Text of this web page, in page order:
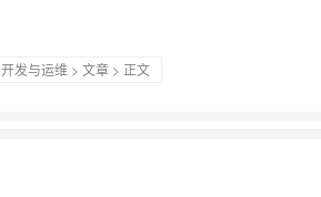
开发与运维 > 文章 > 正文